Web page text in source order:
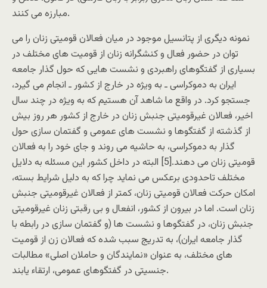
مبارزه می کنند.
نمونه دیگری از پتانسیل موجود در میان فعالان قومیتی زنان را می
توان در حضور فعال و کنشگرانه زنان از قومیت های مختلف در
بسیاری از گفتگوهای راهبردی و نشست هایی که حول گذار جامعه
ایران به دموکراسی ـ به ویژه در خارج از کشور ـ انجام می گیرد،
جستجو کرد. در واقع ما شاهد آن هستیم که به ویژه در چند سال
اخیر، فعالان غیرقومیتی جنبش زنان در خارج از کشور هر روز بیش
از گذشته از گفتگوها و نشست های عمومی و گفتمان سازی حول
گذار به دموکراسی، به حاشیه می روند و جای خود را به فعالان
قومیتی زنان می دهند.[5] البته در داخل کشور این مسئله به دلایل
مختلف تاحدودی برعکس می نماید چرا که به دلیل شرایط بسته،
امکان حرکت فعالان قومیتی زنان، کمتر از فعالان غیرقومیتی جنبش
زنان است. اما در بیرون از کشور، انفعال و بی رقبتی زنان غیرقومیتی
جنبش زنان، در گفتگوها و نشست ها (و گفتمان سازی در رابطه با
گذار جامعه ایران)، به تدریج سبب شده که فعالان زن از قومیت
های مختلف، به عنوان «نمایندگان و حاملان اصلی» مطالبات
جنسیتی در گفتگوهای عمومی، ارتقاء یابند.